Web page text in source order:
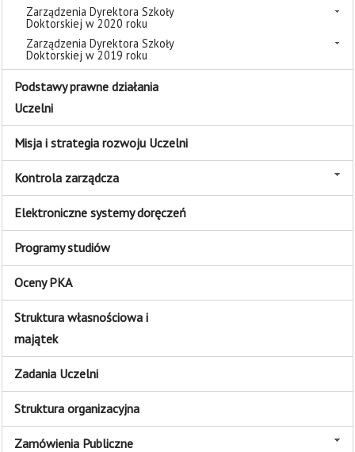
Zarządzenia Dyrektora Szkoły
Doktorskiej w 2020 roku
Zarządzenia Dyrektora Szkoły
Doktorskiej w 2019 roku
Podstawy prawne działania
Uczelni
Misja i strategia rozwoju Uczelni
Kontrola zarządcza
Elektroniczne systemy doręczeń
Programy studiów
Oceny PKA
Struktura własnościowa i
majątek
Zadania Uczelni
Struktura organizacyjna
Zamówienia Publiczne